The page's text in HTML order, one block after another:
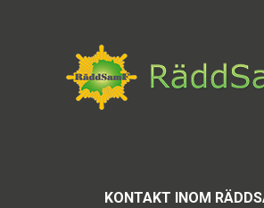
KONTAKT INOM